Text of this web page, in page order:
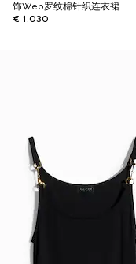
饰Web罗纹棉针织连衣裙
€ 1.030